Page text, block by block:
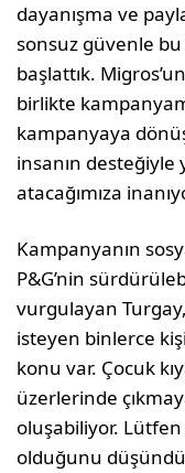
dayanışma ve
sonsuz güvenle bu
başlattık.
birlikte
kampanyaya
insanın desteğiyle
atacağımıza
Kampanyanın
P&G’nin
vurgulayan
isteyen binlerce
konu var. Çocuk
üzerlerinde
oluşabiliyor.
olduğunu